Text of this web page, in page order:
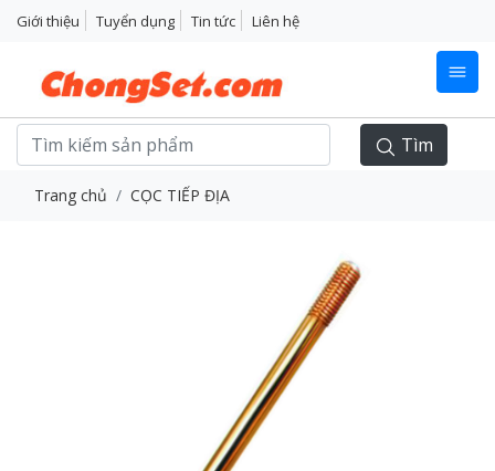
Giới thiệu Tuyển dụng Tin tức Liên hệ
Tìm
Trang chủ CỌC TIẾP ĐỊA